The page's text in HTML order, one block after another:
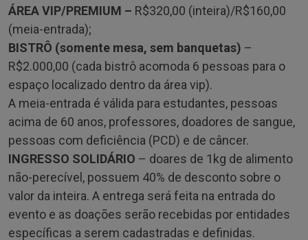
ÁREA VIP/PREMIUM – R$320,00 (inteira)/R$160,00
(meia-entrada);
BISTRÔ (somente mesa, sem banquetas) –
R$2.000,00 (cada bistrô acomoda 6 pessoas para o
espaço localizado dentro da área vip).
A meia-entrada é válida para estudantes, pessoas
acima de 60 anos, professores, doadores de sangue,
pessoas com deficiência (PCD) e de câncer.
INGRESSO SOLIDÁRIO – doares de 1kg de alimento
não-perecível, possuem 40% de desconto sobre o
valor da inteira. A entrega será feita na entrada do
evento e as doações serão recebidas por entidades
específicas a serem cadastradas e definidas.